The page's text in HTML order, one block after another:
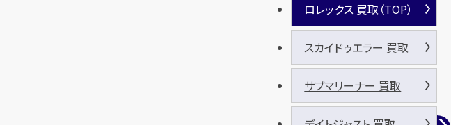
ロレックス 買取（TOP）
スカイドゥエラー 買取
サブマリーナー 買取